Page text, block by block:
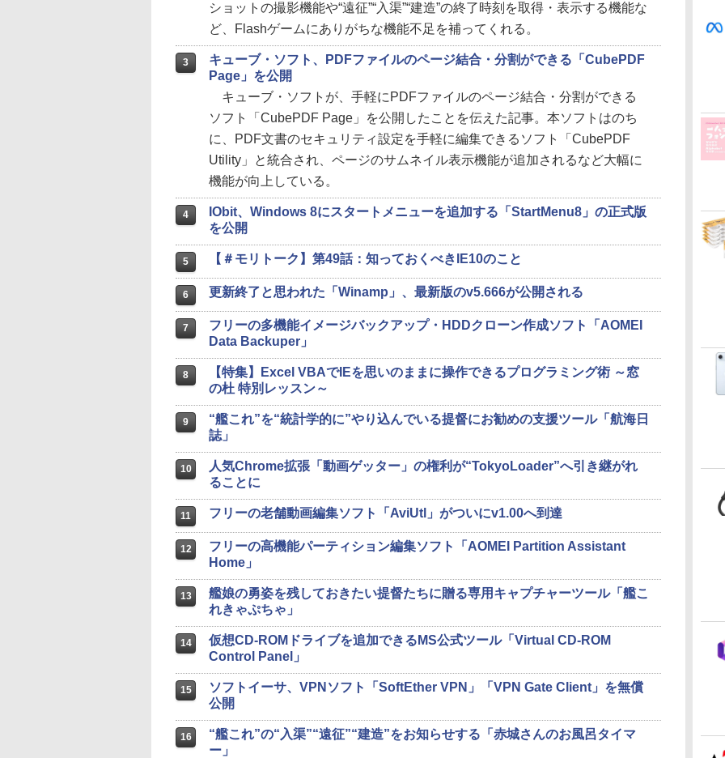
ショットの撮影機能や“遠征”“入渠”“建造”の終了時刻を取得・表示する機能な
ど、Flashゲームにありがちな機能不足を補ってくれる。
3
キューブ・ソフト、PDFファイルのページ結合・分割ができる「CubePDF
Page」を公開
キューブ・ソフトが、手軽にPDFファイルのページ結合・分割ができる
ソフト「CubePDF Page」を公開したことを伝えた記事。本ソフトはのち
に、PDF文書のセキュリティ設定を手軽に編集できるソフト「CubePDF
Utility」と統合され、ページのサムネイル表示機能が追加されるなど大幅に
機能が向上している。
4
IObit、Windows 8にスタートメニューを追加する「StartMenu8」の正式版
を公開
5 【＃モリトーク】第49話：知っておくべきIE10のこと
6 更新終了と思われた「Winamp」、最新版のv5.666が公開される
7
フリーの多機能イメージバックアップ・HDDクローン作成ソフト「AOMEI
Data Backuper」
8
【特集】Excel VBAでIEを思いのままに操作できるプログラミング術 ～窓
の杜 特別レッスン～
9
“艦これ”を“統計学的に”やり込んでいる提督にお勧めの支援ツール「航海日
誌」
10
人気Chrome拡張「動画ゲッター」の権利が“TokyoLoader”へ引き継がれ
ることに
11 フリーの老舗動画編集ソフト「AviUtl」がついにv1.00へ到達
12
フリーの高機能パーティション編集ソフト「AOMEI Partition Assistant
Home」
13
艦娘の勇姿を残しておきたい提督たちに贈る専用キャプチャーツール「艦こ
れきゃぷちゃ」
14
仮想CD-ROMドライブを追加できるMS公式ツール「Virtual CD-ROM
Control Panel」
15
ソフトイーサ、VPNソフト「SoftEther VPN」「VPN Gate Client」を無償
公開
16
“艦これ”の“入渠”“遠征”“建造”をお知らせする「赤城さんのお風呂タイマ
ー」